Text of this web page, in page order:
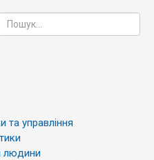
та управління
людини